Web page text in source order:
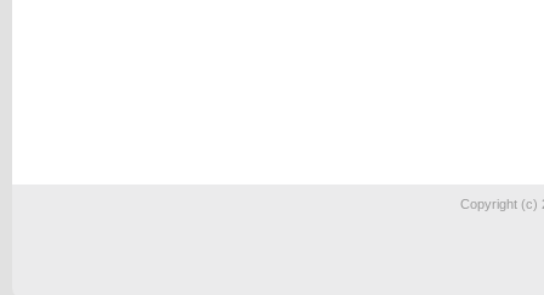
Copyright (c)